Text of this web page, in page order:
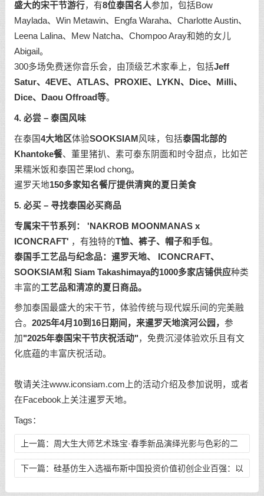
盛大的宋干节游行，有8位泰国名人参加，包括Bow
Maylada、Win Metawin、Engfa Waraha、Charlotte Austin、
Leena Lalina、Mew Natcha、Chompoo Aray和她的女儿
Abigail。
300多场免费迷你音乐会，由顶级艺术家奉上，包括Jeff
Satur、 4EVE、 ATLAS、 PROXIE、 LYKN、 Dice、 Milli、
Dice、 Daou Offroad等。
4. 必尝 – 泰国风味
在泰国4大地区体验SOOKSIAM 风味，包括泰国北部的
Khantoke餐、董里猪扒、素可泰东阴面和时令甜点，比如芒
果糯米饭和泰国芒果lod chong。
暹罗天地150多家知名餐厅提供清爽的夏日美食
5. 必买 – 寻找泰国必买商品
专属宋干节系列：
'NAKROB MOONMANAS x
ICONCRAFT' ，有独特的T恤、裤子、帽子和手包。
泰国手工艺品与纪念品：暹罗天地、
ICONCRAFT、
SOOKSIAM和 Siam Takashimaya的1000多家店铺供应种类
丰富的工艺品和清凉的夏日商品。
参加泰国最盛大的宋干节，体验传统与现代娱乐间的完美融
合。 2025年4月 10到16日期间，来暹罗天地滨河公园， 参
加"2025年泰国宋干节庆祝活动"，免费沉浸体验欢乐且有文
化底蕴的丰富庆祝活动。
敬请关注www.iconsiam.com上的活动介绍及参加说明，或者
在Facebook上关注暹罗天地。
Tags：
上一篇： 周大生大师艺术珠宝·春季新品演绎光影与色彩的二
重奏
下一篇： 硅基仿生入选福布斯中国投资价值初创企业百强：以